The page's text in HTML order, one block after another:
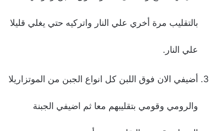
بالتقليب مرة أخري علي النار واتركيه حتي يغلي قليلا
علي النار.
أضيفي الان فوق اللبن كل انواع الجبن من الموتزاريلا
والرومي وقومي بتقليبهم معا ثم اضيفي الجبنة